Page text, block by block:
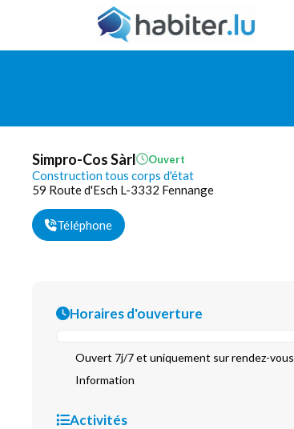
Simpro-Cos Sàrl Ouvert
Construction tous corps d'état
59 Route d'Esch L-3332 Fennange
Téléphone
Horaires d'ouverture
Ouvert 7j/7 et uniquement sur rendez-vous
Information
Activités